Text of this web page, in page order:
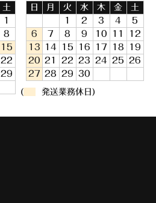
土
1
8
15
22
29
日
月 火 水 木 金
土
1
2 3 4
5
6
7 8 9 10 11
12
13
14 15 16 17 18
19
20 21 22 23 24 25
26
27 28 29 30
( 発送業務休日)